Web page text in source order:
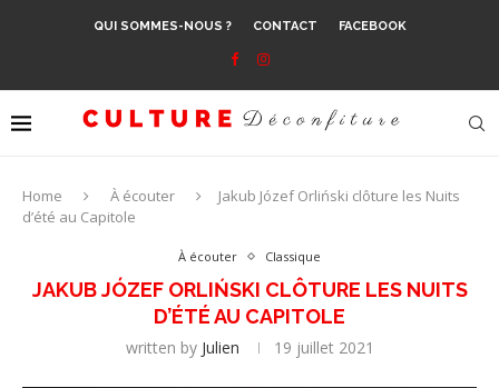
QUI SOMMES-NOUS ? CONTACT FACEBOOK
Home À écouter
Jakub Józef Orliński clôture les Nuits
d’été au Capitole
À écouter Classique
JAKUB JÓZEF ORLIŃSKI CLÔTURE LES NUITS
D’ÉTÉ AU CAPITOLE
written by Julien 19 juillet 2021